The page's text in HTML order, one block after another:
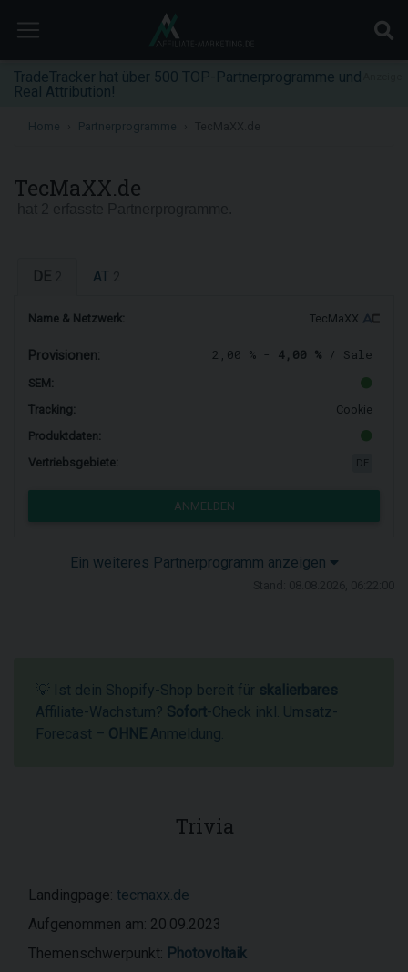
TradeTracker hat über 500 TOP-Partnerprogramme und
Real Attribution!
Home Partnerprogramme
TecMaXX.de
DE AT
Name & Netzwerk: TecMaXX
Provisionen: 2,00 % - 4,00 % / Sale
SEM:
Tracking:
Cookie
Produktdaten:
Vertriebsgebiete:
ANMELDEN
Ein weiteres Partnerprogramm anzeigen
💡 Ist dein Shopify-Shop bereit für skalierbares
Affiliate-Wachstum? Sofort-Check inkl. Umsatz-
Forecast – OHNE Anmeldung.
Trivia
Landingpage: tecmaxx.de
Aufgenommen am: 20.09.2023
Themenschwerpunkt: Photovoltaik